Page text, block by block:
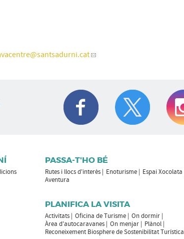
@santsadurni.cat
PASSA-T'HO BÉ
Rutes i llocs d'interès Enoturisme
Espai Xocolata
Aventura
PLANIFICA LA VISITA
Activitats Oficina de Turisme
On dormir
Àrea d'autocaravanes
On menjar
Plànol
Reconeixement Biosphere de Sostenibilitat Turística